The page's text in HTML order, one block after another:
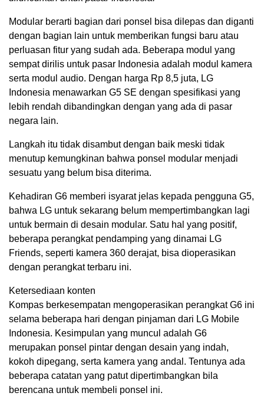
Modular berarti bagian dari ponsel bisa dilepas dan diganti
dengan bagian lain untuk memberikan fungsi baru atau
perluasan fitur yang sudah ada. Beberapa modul yang
sempat dirilis untuk pasar Indonesia adalah modul kamera
serta modul audio. Dengan harga Rp 8,5 juta, LG
Indonesia menawarkan G5 SE dengan spesifikasi yang
lebih rendah dibandingkan dengan yang ada di pasar
negara lain.
Langkah itu tidak disambut dengan baik meski tidak
menutup kemungkinan bahwa ponsel modular menjadi
sesuatu yang belum bisa diterima.
Kehadiran G6 memberi isyarat jelas kepada pengguna G5,
bahwa LG untuk sekarang belum mempertimbangkan lagi
untuk bermain di desain modular. Satu hal yang positif,
beberapa perangkat pendamping yang dinamai LG
Friends, seperti kamera 360 derajat, bisa dioperasikan
dengan perangkat terbaru ini.
Ketersediaan konten
Kompas berkesempatan mengoperasikan perangkat G6 ini
selama beberapa hari dengan pinjaman dari LG Mobile
Indonesia. Kesimpulan yang muncul adalah G6
merupakan ponsel pintar dengan desain yang indah,
kokoh dipegang, serta kamera yang andal. Tentunya ada
beberapa catatan yang patut dipertimbangkan bila
berencana untuk membeli ponsel ini.